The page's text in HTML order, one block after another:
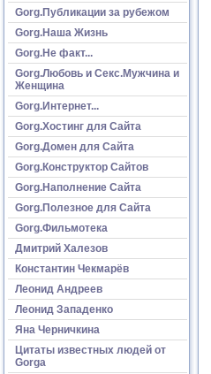
Gorg.Публикации за рубежом
Gorg.Наша Жизнь
Gorg.Не факт...
Gorg.Любовь и Секс.Мужчина и
Женщина
Gorg.Интернет...
Gorg.Хостинг для Сайта
Gorg.Домен для Сайта
Gorg.Конструктор Сайтов
Gorg.Наполнение Сайта
Gorg.Полезное для Сайта
Gorg.Фильмотека
Дмитрий Халезов
Константин Чекмарёв
Леонид Андреев
Леонид Западенко
Яна Черничкина
Цитаты известных людей от
Gorga